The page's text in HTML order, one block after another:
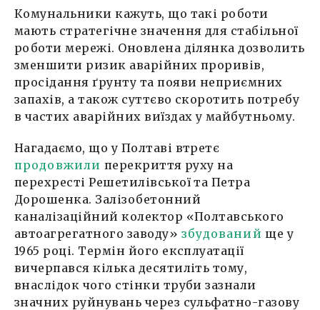
Комунальники кажуть, що такі роботи
мають стратегічне значення для стабільної
роботи мережі. Оновлена ділянка дозволить
зменшити ризик аварійних проривів,
просідання ґрунту та появи неприємних
запахів, а також суттєво скоротить потребу
в частих аварійних виїздах у майбутньому.
Нагадаємо, що у Полтаві втретє
продовжили перекриття руху на
перехресті Решетилівської та Петра
Дорошенка. Залізобетонний
каналізаційний колектор «Полтавського
автоагрегатного заводу» збудований ще у
1965 році. Термін його експлуатації
вичерпався кілька десятиліть тому,
внаслідок чого стінки труби зазнали
значних руйнувань через сульфатно-газову